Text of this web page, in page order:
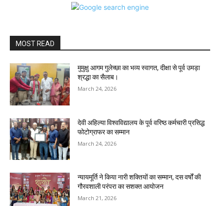
MOST READ
मुमुक्षु आगम गुलेच्छा का भव्य स्वागत, दीक्षा से पूर्व उमड़ा
श्रद्धा का सैलाब।
March 24, 2026
देवी अहिल्या विश्वविद्यालय के पूर्व वरिष्ठ कर्मचारी प्रसिद्ध
फोटोग्राफर का सम्मान
March 24, 2026
न्यायमूर्ति ने किया नारी शक्तियों का सम्मान, दस वर्षों की
गौरवशाली परंपरा का सशक्त आयोजन
March 21, 2026